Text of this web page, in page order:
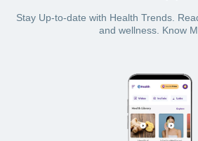
Stay Up-to-date with Health Trends.
and wellness. Know